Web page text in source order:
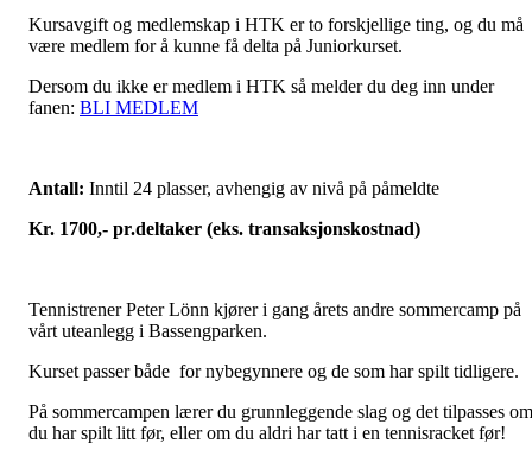
Kursavgift og medlemskap i HTK er to forskjellige ting, og du må
være medlem for å kunne få delta på Juniorkurset.
Dersom du ikke er medlem i HTK så melder du deg inn under
fanen: BLI MEDLEM
Antall: Inntil 24 plasser, avhengig av nivå på påmeldte
Kr. 1700,- pr.deltaker (eks. transaksjonskostnad)
Tennistrener Peter Lönn kjører i gang årets andre sommercamp på
vårt uteanlegg i Bassengparken.
Kurset passer både for nybegynnere og de som har spilt tidligere.
På sommercampen lærer du grunnleggende slag og det tilpasses om
du har spilt litt før, eller om du aldri har tatt i en tennisracket før!